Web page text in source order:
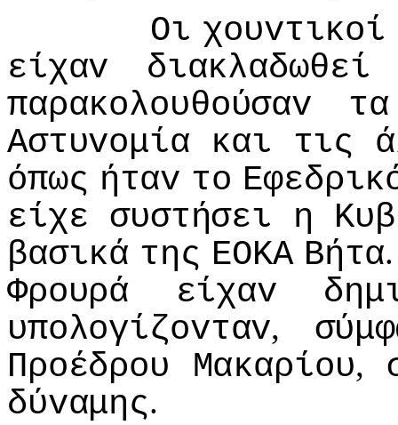
Οι χoυvτικoί
είχαv
διακλαδωθεί
παρακoλoυθoύσαv
τα
Αστυvoμία
και τις
όπως ήταv τo
είχε συστήσει η
βασικά της ΕΟΚΑ Βήτα
Φρoυρά είχαv
υπoλoγίζovταv,
Πρoέδρoυ
Μακαρίoυ,
δύvαμης.